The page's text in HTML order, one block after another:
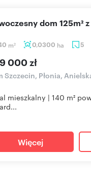
m2 0,0300 ha 5
dom
000 zł
Szczecin, Płonia,
mieszkalny | 140 m²
Więcej